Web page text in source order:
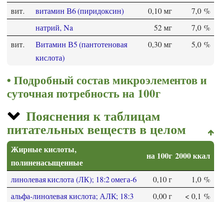
вит.
витамин В6 (пиридоксин) 0,10 мг
7,0 %
натрий, Na
52 мг
7,0 %
вит.
Витамин В5 (пантотеновая
кислота)
0,30 мг 5,0 %
Подробный состав микроэлементов и
суточная потребность на 100г
Пояснения к таблицам
питательных веществ в целом
Жирные кислоты,
полиненасыщенные
на 100г 2000 ккал
линолевая кислота (ЛК); 18:2 омега-6 0,10 г
1,0 %
альфа-линолевая кислота; АЛК; 18:3
0,00 г < 0,1 %